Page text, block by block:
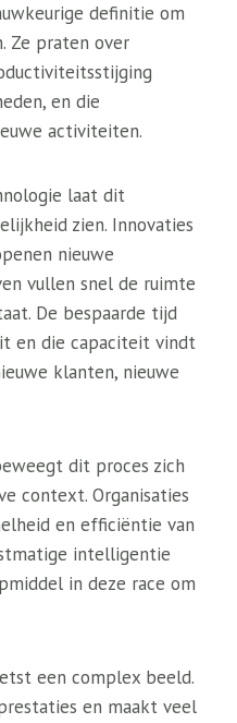
definitie om
Ze praten over
en die
activiteiten.
laat dit
zien. Innovaties
nieuwe
vullen snel de ruimte
De bespaarde tijd
en die capaciteit vindt
klanten, nieuwe
dit proces zich
context. Organisaties
en efficiëntie van
intelligentie
in deze race om
een complex beeld.
en maakt veel